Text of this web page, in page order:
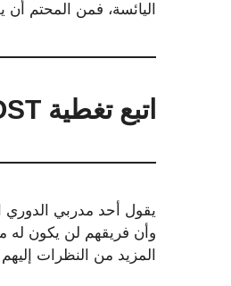
اليائسة، فمن المحتم
اتبع تغطية THE POST لفريق يانكيز في فترة ما بعد الموسم:
يقول أحد مدربي
وأن فريقهم لن يكون له
المزيد من النظرات